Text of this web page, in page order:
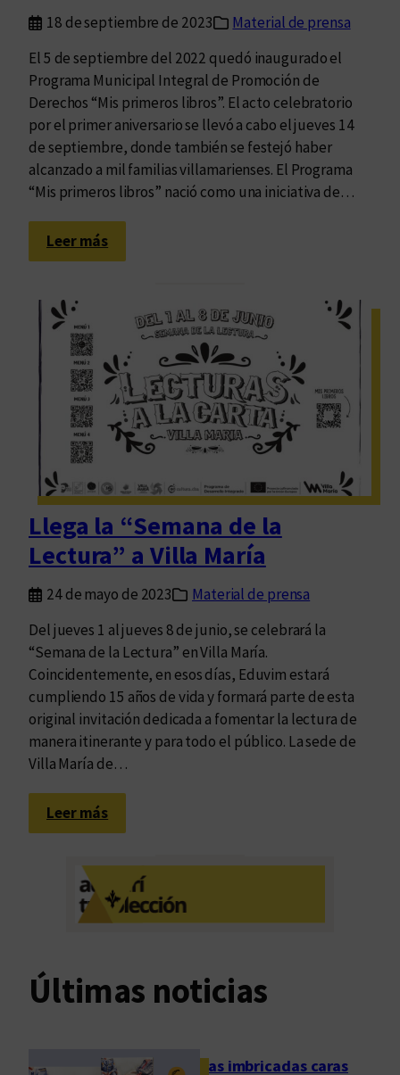
o
s
q
u
e
P
o
é
t
e
a
i
o
d
e
E
d
v
i
m
18 de septiembre de 2023
Material de prensa
El 5 de septiembre del 2022 quedó inaugurado el
Programa Municipal Integral de Promoción de
Derechos “Mis primeros libros”. El acto celebratorio
por el primer aniversario se llevó a cabo el jueves 14
de septiembre, donde también se festejó haber
alcanzado a mil familias villamarienses. El Programa
“Mis primeros libros” nació como una iniciativa de…
Leer más:
E
o
g
r
a
m
“
M
i
s
p
r
m
e
r
o
s
l
i
b
r
s
”
c
l
u
Llega la “Semana de la
Lectura” a Villa María
24 de mayo de 2023
Material de prensa
Del jueves 1 al jueves 8 de junio, se celebrará la
“Semana de la Lectura” en Villa María.
Coincidentemente, en esos días, Eduvim estará
cumpliendo 15 años de vida y formará parte de esta
original invitación dedicada a fomentar la lectura de
manera itinerante y para todo el público. La sede de
Villa María de…
Leer más:
L
g
a
“
m
Últimas noticias
Las imbricadas caras